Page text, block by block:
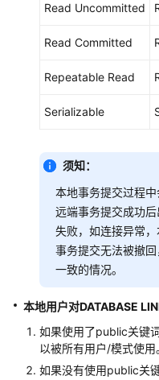
（分
式
3.x）
指
南
（集
_V2.0-
3.x）
开
指
南
（分
Read Uncommitted
Read Committed
Repeatable Read
Serializable
须知：
本地事务提交过程
远端事务提交成功
失败，如连接异常
事务提交无法被撤
一致的情况。
本地用户对DATABASE
如果使用了public关键
以被所有用户/模式使用
如果没有使用public关